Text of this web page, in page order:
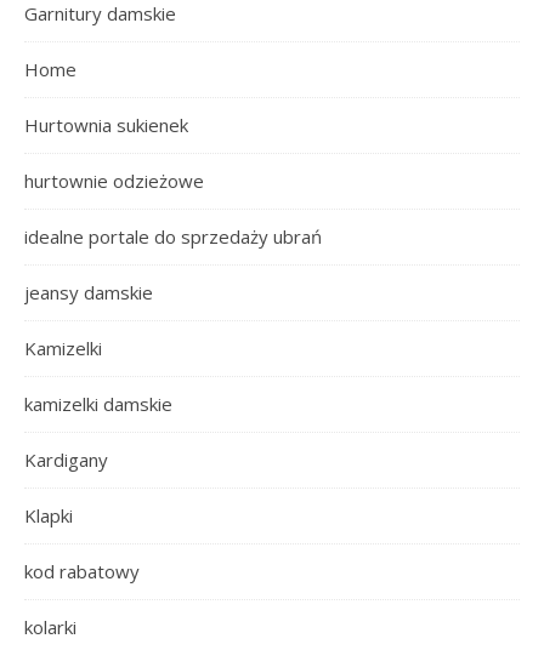
Garnitury damskie
Home
Hurtownia sukienek
hurtownie odzieżowe
idealne portale do sprzedaży ubrań
jeansy damskie
Kamizelki
kamizelki damskie
Kardigany
Klapki
kod rabatowy
kolarki